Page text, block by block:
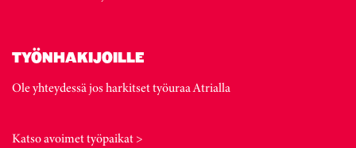
TYÖNHAKIJOILLE
Ole yhteydessä jos harkitset työuraa Atrialla
Katso avoimet työpaikat >